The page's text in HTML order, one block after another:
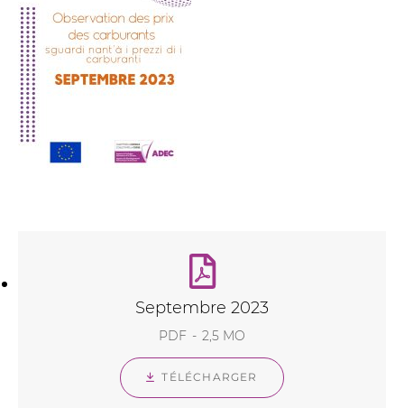
Septembre 2023
PDF 2,5 MO
TÉLÉCHARGER